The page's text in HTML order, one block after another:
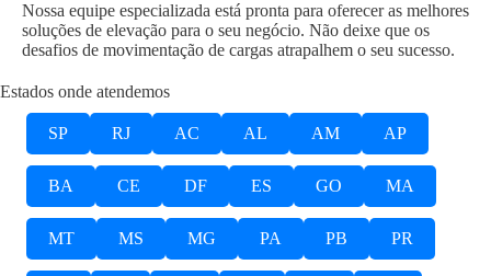
Nossa equipe especializada está pronta para oferecer as melhores
soluções de elevação para o seu negócio. Não deixe que os
desafios de movimentação de cargas atrapalhem o seu sucesso.
Estados onde atendemos
SP RJ AC AL AM AP
BA CE DF ES GO MA
MT MS MG PA PB PR